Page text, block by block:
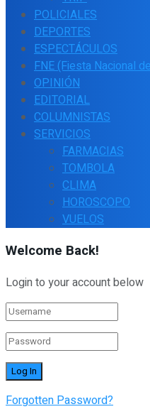
POLICIALES
DEPORTES
ESPECTÁCULOS
FNE (Fiesta Nacional
OPINIÓN
EDITORIAL
COLUMNISTAS
SERVICIOS
FARMACIAS
TOMBOLA
CLIMA
HOROSCOPO
VUELOS
Welcome Back!
Login to your account below
Forgotten Password?